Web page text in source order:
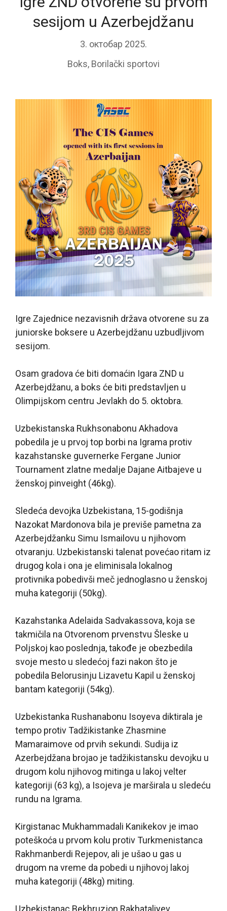
sesijom u Azerbejdžanu
3. октобар 2025.
Boks, Borilački sportovi
Igre Zajednice nezavisnih država otvorene su za
juniorske boksere u Azerbejdžanu uzbudljivom
sesijom.
Osam gradova će biti domaćin Igara ZND u
Azerbejdžanu, a boks će biti predstavljen u
Olimpijskom centru Jevlakh do 5. oktobra.
Uzbekistanska Rukhsonabonu Akhadova
pobedila je u prvoj top borbi na Igrama protiv
kazahstanske guvernerke Fergane Junior
Tournament zlatne medalje Dajane Aitbajeve u
ženskoj pinveight (46kg).
Sledeća devojka Uzbekistana, 15-godišnja
Nazokat Mardonova bila je previše pametna za
Azerbejdžanku Simu Ismailovu u njihovom
otvaranju. Uzbekistanski talenat povećao ritam iz
drugog kola i ona je eliminisala lokalnog
protivnika pobedivši meč jednoglasno u ženskoj
muha kategoriji (50kg).
Kazahstanka Adelaida Sadvakassova, koja se
takmičila na Otvorenom prvenstvu Šleske u
Poljskoj kao poslednja, takođe je obezbedila
svoje mesto u sledećoj fazi nakon što je
pobedila Belorusinju Lizavetu Kapil u ženskoj
bantam kategoriji (54kg).
Uzbekistanka Rushanabonu Isoyeva diktirala je
tempo protiv Tadžikistanke Zhasmine
Mamaraimove od prvih sekundi. Sudija iz
Azerbejdžana brojao je tadžikistansku devojku u
drugom kolu njihovog mitinga u lakoj velter
kategoriji (63 kg), a Isojeva je marširala u sledeću
rundu na Igrama.
Kirgistanac Mukhammadali Kanikekov je imao
poteškoća u prvom kolu protiv Turkmenistanca
Rakhmanberdi Rejepov, ali je ušao u gas u
drugom na vreme da pobedi u njihovoj lakoj
muha kategoriji (48kg) miting.